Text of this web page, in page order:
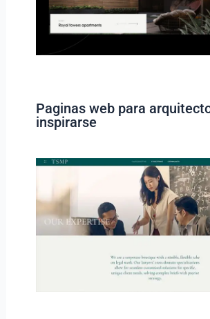
Paginas web para
inspirarse